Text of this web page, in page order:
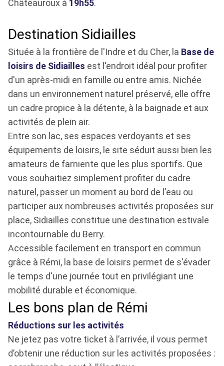
Châteauroux à 19h55.
Destination Sidiailles
Située à la frontière de l'Indre et du Cher, la Base de
loisirs de Sidiailles est l'endroit idéal pour profiter
d'un après-midi en famille ou entre amis. Nichée
dans un environnement naturel préservé, elle offre
un cadre propice à la détente, à la baignade et aux
activités de plein air.
Entre son lac, ses espaces verdoyants et ses
équipements de loisirs, le site séduit aussi bien les
amateurs de farniente que les plus sportifs. Que
vous souhaitiez simplement profiter du cadre
naturel, passer un moment au bord de l'eau ou
participer aux nombreuses activités proposées sur
place, Sidiailles constitue une destination estivale
incontournable du Berry.
Accessible facilement en transport en commun
grâce à Rémi, la base de loisirs permet de s'évader
le temps d'une journée tout en privilégiant une
mobilité durable et économique.
Les bons plan de Rémi
Réductions sur les activités
Ne jetez pas votre ticket à l’arrivée, il vous permet
d’obtenir une réduction sur les activités proposées :